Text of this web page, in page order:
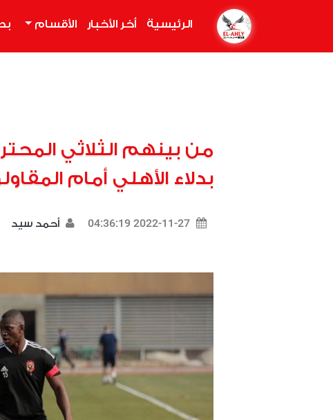
الرئيسية أخر الأخبار الأقسام
من بينهم الثلاثي
بدلاء الأهلي أمام
2022-11-27 04:36:19 أحمد سيد